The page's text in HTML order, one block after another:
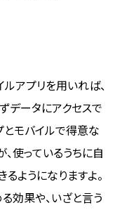
アプリを用いれば、
データにアクセスで
とモバイルで得意な
使っているうちに自
ようになりますよ。
効果や、いざと言う